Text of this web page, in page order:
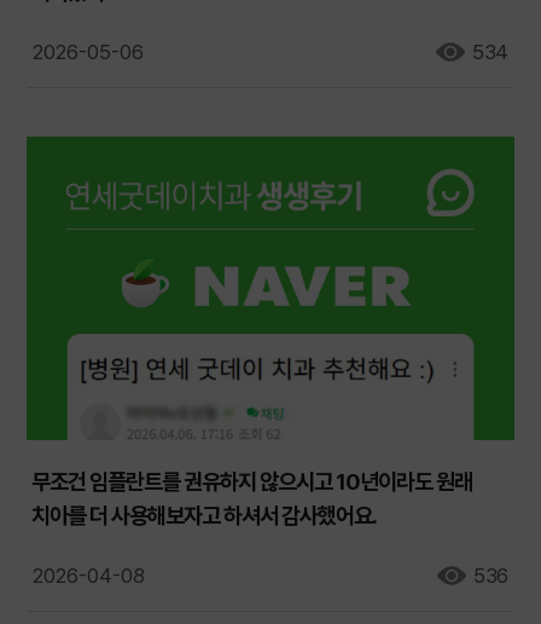
2026-05-06 534
무조건 임플란트를 권유하지 않으시고 10년이라도 원래
치아를 더 사용해보자고 하셔서 감사했어요.
2026-04-08 536